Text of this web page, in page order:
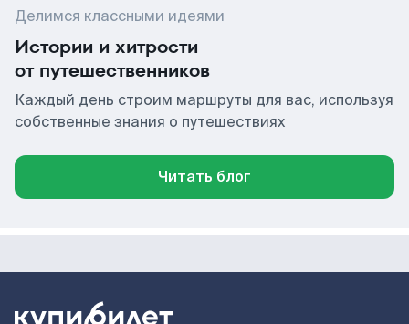
Делимся классными идеями
Истории и хитрости
от путешественников
Каждый день строим маршруты для вас, используя
собственные знания о путешествиях
Читать блог